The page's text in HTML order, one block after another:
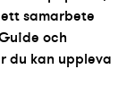
samarbete
och
du kan uppleva